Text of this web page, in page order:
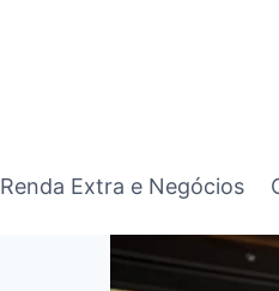
Renda Extra e Negócios